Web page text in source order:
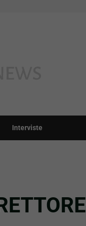
Interviste